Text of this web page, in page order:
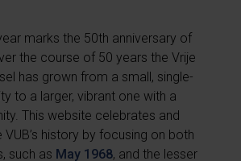
marks the 50th anniversary of
the course of 50 years the Vrije
has grown from a small, single-
to a larger, vibrant one with a
This website celebrates and
history by focusing on both
such as May 1968, and the lesser